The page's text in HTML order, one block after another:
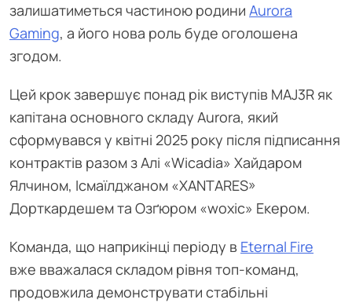
залишатиметься частиною родини Aurora
Gaming, а його нова роль буде оголошена
згодом.
Цей крок завершує понад рік виступів MAJ3R як
капітана основного складу Aurora, який
сформувався у квітні 2025 року після підписання
контрактів разом з Алі «Wicadia» Хайдаром
Ялчином, Ісмаїлджаном «XANTARES»
Дорткардешем та Озґюром «woxic» Екером.
Команда, що наприкінці періоду в Eternal Fire
вже вважалася складом рівня топ-команд,
продовжила демонструвати стабільні